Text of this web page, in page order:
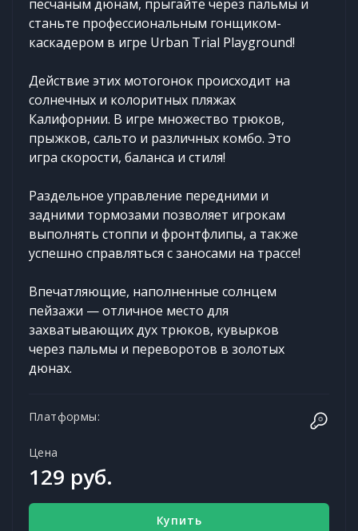
песчаным дюнам, прыгайте через пальмы и
станьте профессиональным гонщиком-
каскадером в игре Urban Trial Playground!
Действие этих мотогонок происходит на
солнечных и колоритных пляжах
Калифорнии. В игре множество трюков,
прыжков, сальто и различных комбо. Это
игра скорости, баланса и стиля!
Раздельное управление передними и
задними тормозами позволяет игрокам
выполнять стоппи и фронтфлипы, а также
успешно справляться с заносами на трассе!
Впечатляющие, наполненные солнцем
пейзажи — отличное место для
захватывающих дух трюков, кувырков
через пальмы и переворотов в золотых
дюнах.
Платформы:
Цена
129 руб.
Купить